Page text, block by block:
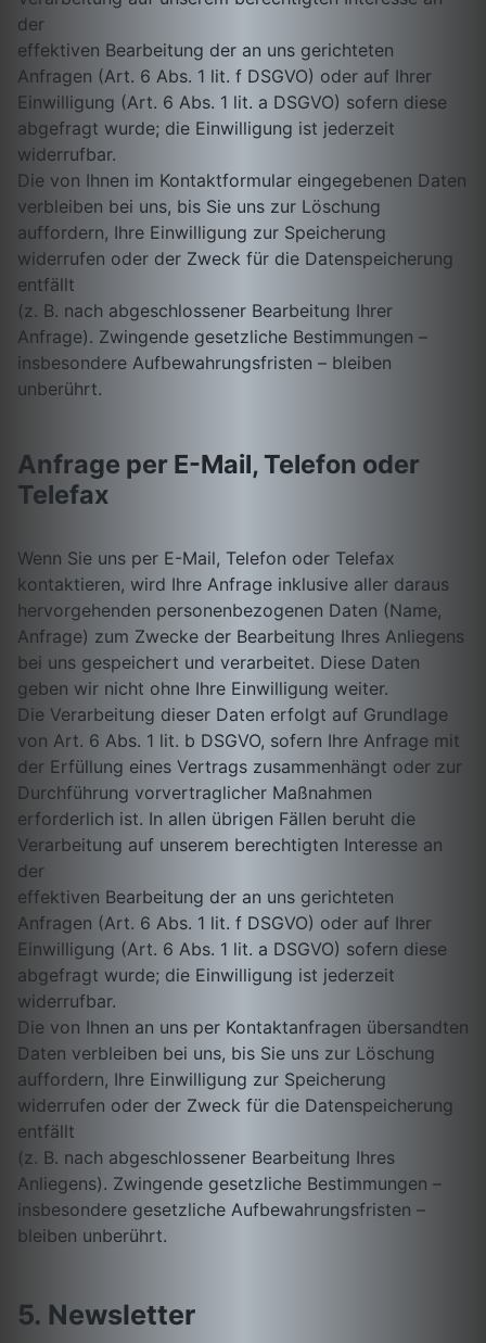
der
effektiven Bearbeitung der an uns gerichteten
Anfragen (Art. 6 Abs. 1 lit. f DSGVO) oder auf Ihrer
Einwilligung (Art. 6 Abs. 1 lit. a DSGVO) sofern diese
abgefragt wurde; die Einwilligung ist jederzeit
widerrufbar.
Die von Ihnen im Kontaktformular eingegebenen Daten
verbleiben bei uns, bis Sie uns zur Löschung
auffordern, Ihre Einwilligung zur Speicherung
widerrufen oder der Zweck für die Datenspeicherung
entfällt
(z. B. nach abgeschlossener Bearbeitung Ihrer
Anfrage). Zwingende gesetzliche Bestimmungen –
insbesondere Aufbewahrungsfristen – bleiben
unberührt.
Anfrage per E-Mail, Telefon oder
Telefax
Wenn Sie uns per E-Mail, Telefon oder Telefax
kontaktieren, wird Ihre Anfrage inklusive aller daraus
hervorgehenden personenbezogenen Daten (Name,
Anfrage) zum Zwecke der Bearbeitung Ihres Anliegens
bei uns gespeichert und verarbeitet. Diese Daten
geben wir nicht ohne Ihre Einwilligung weiter.
Die Verarbeitung dieser Daten erfolgt auf Grundlage
von Art. 6 Abs. 1 lit. b DSGVO, sofern Ihre Anfrage mit
der Erfüllung eines Vertrags zusammenhängt oder zur
Durchführung vorvertraglicher Maßnahmen
erforderlich ist. In allen übrigen Fällen beruht die
Verarbeitung auf unserem berechtigten Interesse an
der
effektiven Bearbeitung der an uns gerichteten
Anfragen (Art. 6 Abs. 1 lit. f DSGVO) oder auf Ihrer
Einwilligung (Art. 6 Abs. 1 lit. a DSGVO) sofern diese
abgefragt wurde; die Einwilligung ist jederzeit
widerrufbar.
Die von Ihnen an uns per Kontaktanfragen übersandten
Daten verbleiben bei uns, bis Sie uns zur Löschung
auffordern, Ihre Einwilligung zur Speicherung
widerrufen oder der Zweck für die Datenspeicherung
entfällt
(z. B. nach abgeschlossener Bearbeitung Ihres
Anliegens). Zwingende gesetzliche Bestimmungen –
insbesondere gesetzliche Aufbewahrungsfristen –
bleiben unberührt.
5. Newsletter